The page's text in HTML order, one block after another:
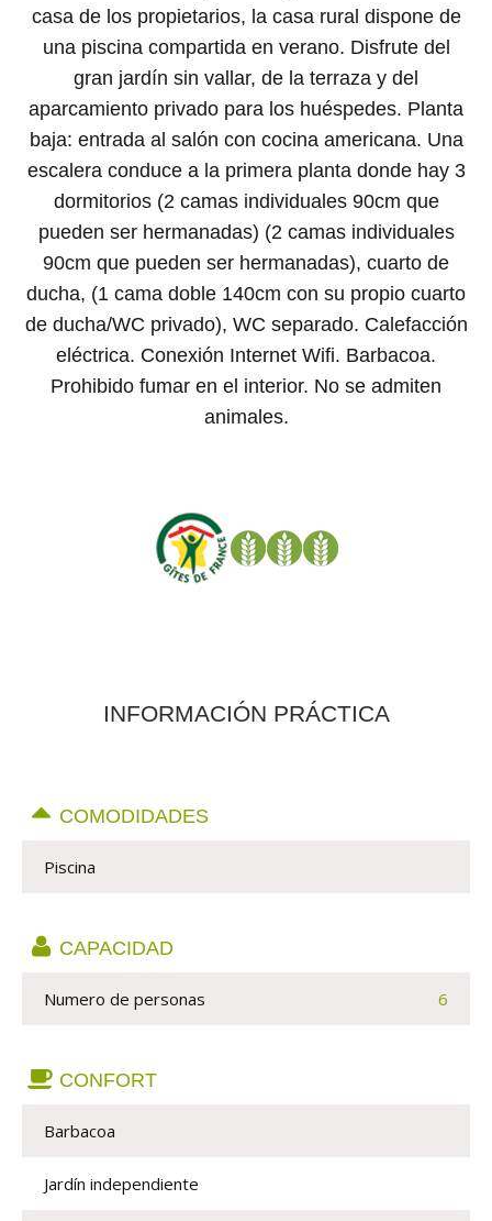
casa de los propietarios, la casa rural dispone de
una piscina compartida en verano. Disfrute del
gran jardín sin vallar, de la terraza y del
aparcamiento privado para los huéspedes. Planta
baja: entrada al salón con cocina americana. Una
escalera conduce a la primera planta donde hay 3
dormitorios (2 camas individuales 90cm que
pueden ser hermanadas) (2 camas individuales
90cm que pueden ser hermanadas), cuarto de
ducha, (1 cama doble 140cm con su propio cuarto
de ducha/WC privado), WC separado. Calefacción
eléctrica. Conexión Internet Wifi. Barbacoa.
Prohibido fumar en el interior. No se admiten
animales.
INFORMACIÓN PRÁCTICA
COMODIDADES
Piscina
CAPACIDAD
Numero de personas 6
CONFORT
Barbacoa
Jardín independiente